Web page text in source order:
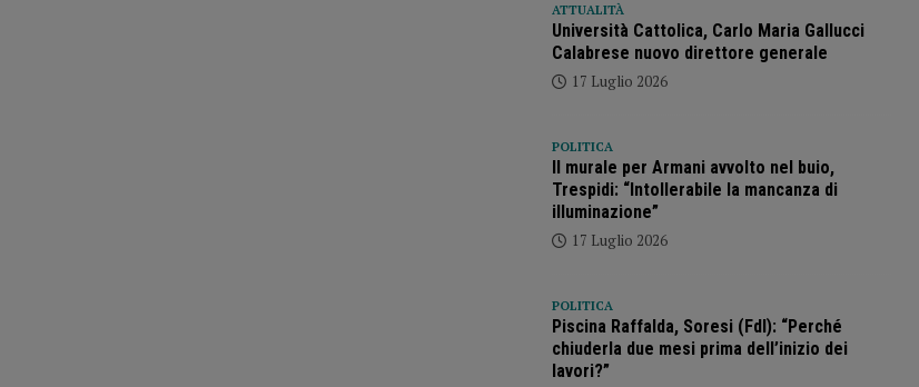
ATTUALITÀ
Università Cattolica, Carlo Maria Gallucci
Calabrese nuovo direttore generale
17 Luglio 2026
POLITICA
Il murale per Armani avvolto nel buio,
Trespidi: “Intollerabile la mancanza di
illuminazione”
17 Luglio 2026
POLITICA
Piscina Raffalda, Soresi (FdI): “Perché
chiuderla due mesi prima dell’inizio dei
lavori?”